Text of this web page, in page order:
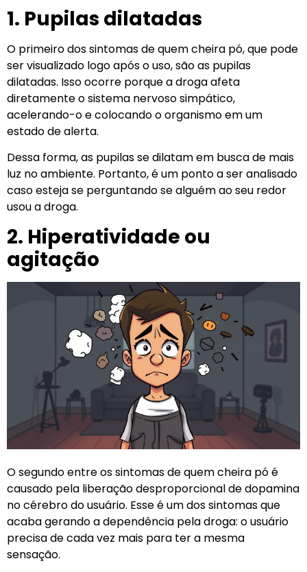
1. Pupilas dilatadas
O primeiro dos sintomas de quem cheira pó, que pode
ser visualizado logo após o uso, são as pupilas
dilatadas. Isso ocorre porque a droga afeta
diretamente o sistema nervoso simpático,
acelerando-o e colocando o organismo em um
estado de alerta.
Dessa forma, as pupilas se dilatam em busca de mais
luz no ambiente. Portanto, é um ponto a ser analisado
caso esteja se perguntando se alguém ao seu redor
usou a droga.
2. Hiperatividade ou
agitação
O segundo entre os sintomas de quem cheira pó é
causado pela liberação desproporcional de dopamina
no cérebro do usuário. Esse é um dos sintomas que
acaba gerando a dependência pela droga: o usuário
precisa de cada vez mais para ter a mesma
sensação.